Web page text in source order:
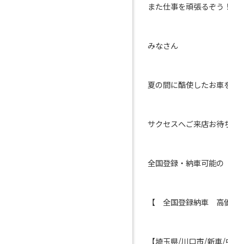
また仕事を頑張るぞう
みなさん
夏の間に酷使したお車
サクセスへご来店お待
全国登録・納車可
【 全国登録納車
【埼玉県/川口市/新車/